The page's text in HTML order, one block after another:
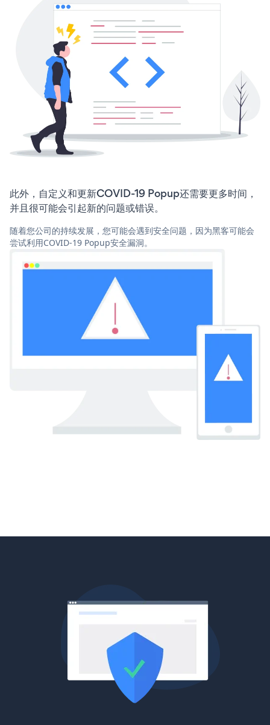
此外，自定义和更新COVID-19 Popup还需要更多时间，
并且很可能会引起新的问题或错误。
随着您公司的持续发展，您可能会遇到安全问题，因为黑客可能会
尝试利用COVID-19 Popup安全漏洞。